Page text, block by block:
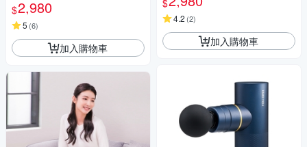
$2,980
5 (6)
加入購物車
$
4.2 (2)
加入購物車